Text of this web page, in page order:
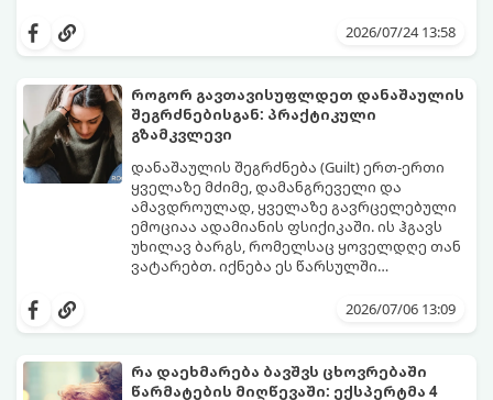
მოაცილოს და მოუთმენლად ელოდოს
წესი:
2026/07/24 13:58
როგორ გავთავისუფლდეთ დანაშაულის
შეგრძნებისგან: პრაქტიკული
გზამკვლევი
დანაშაულის შეგრძნება (Guilt) ერთ-ერთი
ყველაზე მძიმე, დამანგრეველი და
ამავდროულად, ყველაზე გავრცელებული
ემოციაა ადამიანის ფსიქიკაში. ის ჰგავს
უხილავ ბარგს, რომელსაც ყოველდღე თან
ვატარებთ. იქნება ეს წარსულში
ტკენა, ოჯახის წევრებისთვის
გადაჭარბებული მოთხოვნები
-დანაშაულის განცდა შიგნიდან ფიტავს
დანაშაულის გრძნობას აქვს თავისი
საკუთარი თუ საზოგადოებრივი მორალური
კოდექსი. თუმცა, როდესაც ეს ემოცია
2026/07/06 13:09
რა დაეხმარება ბავშვს ცხოვრებაში
წარმატების მიღწევაში: ექსპერტმა 4